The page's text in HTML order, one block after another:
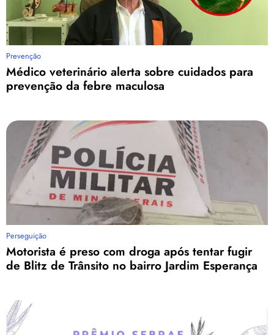
Prevenção
Médico veterinário alerta sobre cuidados para
prevenção da febre maculosa
Perseguição
Motorista é preso com droga após tentar fugir
de Blitz de Trânsito no bairro Jardim Esperança